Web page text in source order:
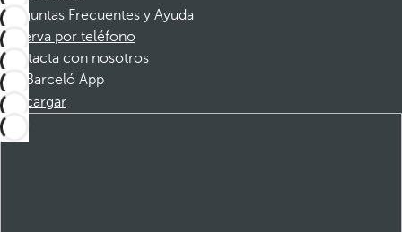
Preguntas Frecuentes y Ayuda
Reserva por teléfono
Contacta con nosotros
Barceló App
Descargar